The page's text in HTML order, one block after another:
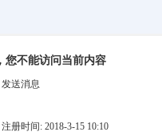
您不能访问当前内容
发送消息
注册时间: 2018-3-15 10:10